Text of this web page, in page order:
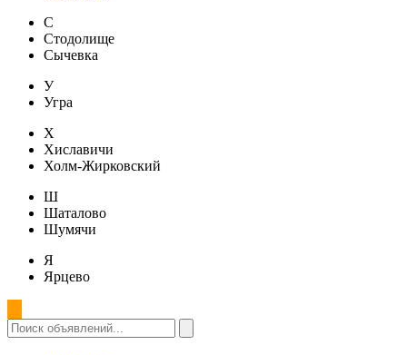
С
Стодолище
Сычевка
У
Угра
Х
Хиславичи
Холм-Жирковский
Ш
Шаталово
Шумячи
Я
Ярцево